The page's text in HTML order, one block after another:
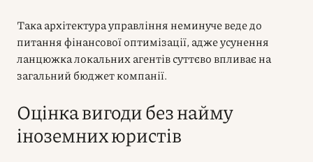
Така архітектура управління неминуче веде до
питання фінансової оптимізації, адже усунення
ланцюжка локальних агентів суттєво впливає на
загальний бюджет компанії.
Оцінка вигоди без найму
іноземних юристів